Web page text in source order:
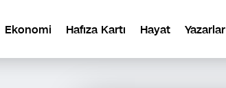
Ekonomi Hafıza Kartı Hayat Yazarlar